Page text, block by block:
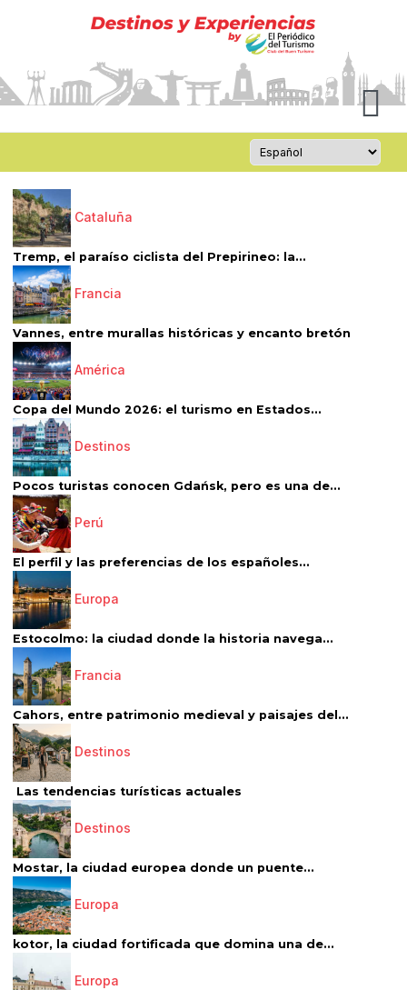
Cataluña
Tremp, el paraíso ciclista del Prepirineo: la...
Francia
Vannes, entre murallas históricas y encanto bretón
América
Copa del Mundo 2026: el turismo en Estados...
Destinos
Pocos turistas conocen Gdańsk, pero es una de...
Perú
El perfil y las preferencias de los españoles...
Europa
Estocolmo: la ciudad donde la historia navega...
Francia
Cahors, entre patrimonio medieval y paisajes del...
Destinos
Las tendencias turísticas actuales
Destinos
Mostar, la ciudad europea donde un puente...
Europa
kotor, la ciudad fortificada que domina una de...
Europa